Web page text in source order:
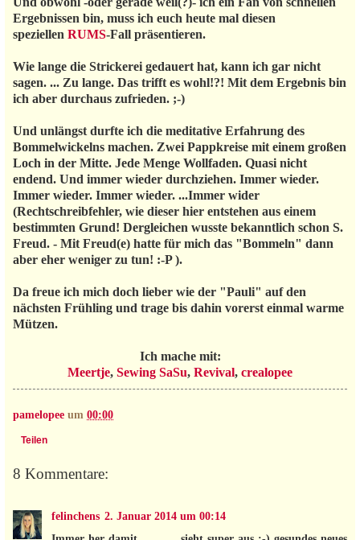
Ergebnissen bin, muss ich euch heute mal diesen
speziellen RUMS-Fall präsentieren.
Wie lange die Strickerei gedauert hat, kann ich gar nicht
sagen. ... Zu lange. Das trifft es wohl!?! Mit dem Ergebnis bin
ich aber durchaus zufrieden. ;-)
Und unlängst durfte ich die meditative Erfahrung des
Bommelwickelns machen. Zwei Pappkreise mit einem großen
Loch in der Mitte. Jede Menge Wollfaden. Quasi nicht
endend. Und immer wieder durchziehen. Immer wieder.
Immer wieder. Immer wieder. ...Immer wider
(Rechtschreibfehler, wie dieser hier entstehen aus einem
bestimmten Grund! Dergleichen wusste bekanntlich schon S.
Freud. - Mit Freud(e) hatte für mich das "Bommeln" dann
aber eher weniger zu tun! :-P ).
Da freue ich mich doch lieber wie der "Pauli" auf den
nächsten Frühling und trage bis dahin vorerst einmal warme
Mützen.
Ich mache mit:
Meertje, Sewing SaSu, Revival, crealopee
pamelopee um 00:00
Teilen
8 Kommentare:
felinchens 2. Januar 2014 um 00:14